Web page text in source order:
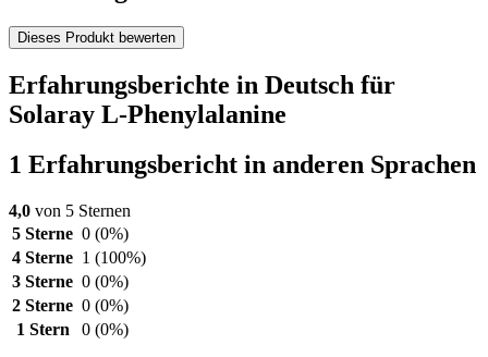
Dieses Produkt bewerten
Erfahrungsberichte in Deutsch für
Solaray L-Phenylalanine
1 Erfahrungsbericht in anderen Sprachen
4,0 von 5 Sternen
5 Sterne 0 (0%)
4 Sterne 1 (100%)
3 Sterne 0 (0%)
2 Sterne 0 (0%)
1 Stern
0 (0%)